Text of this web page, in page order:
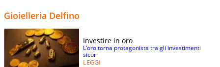
Gioielleria Delfino
Investire in oro
L’oro torna protagonista tra gli investimenti
sicuri
LEGGI